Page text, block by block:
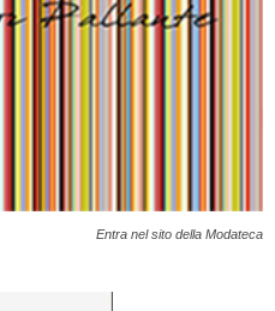
Entra nel sito della Modateca